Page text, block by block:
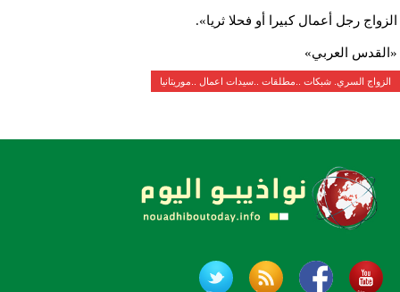
الزواج رجل أعمال كبيرا أو فحلا ثريا».
«القدس العربي»
الزواج السري. شبكات ..مطلقات ..سيدات اعمال ..موريتانيا